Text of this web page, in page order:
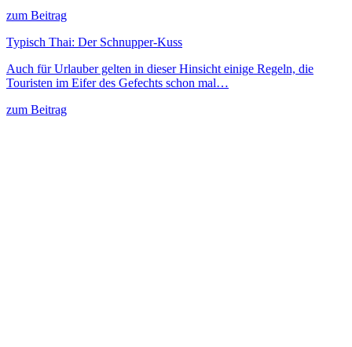
zum Beitrag
Typisch Thai: Der Schnupper-Kuss
Auch für Urlauber gelten in dieser Hinsicht einige Regeln, die
Touristen im Eifer des Gefechts schon mal…
zum Beitrag